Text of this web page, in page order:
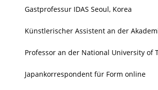
Gastprofessur IDAS Seoul, Korea
Künstlerischer Assistent an der
Professor an der National University of
Japankorrespondent für Form online